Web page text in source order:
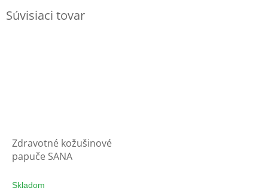
Súvisiaci tovar
Zdravotné kožušinové
papuče SANA
Skladom